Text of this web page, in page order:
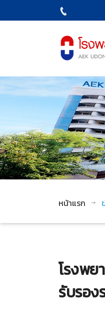
หน้าแรก
โรงพย
รับรอง